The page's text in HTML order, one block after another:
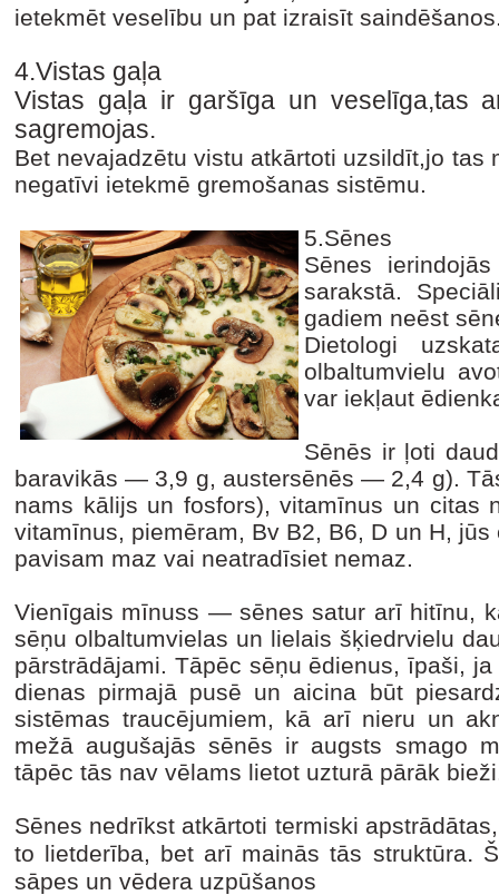
ietekmēt veselību un pat izraisīt
4.Vistas gaļa
Vistas gaļa ir garšīga un veselīga,tas
sagremojas.
Bet nevajadzētu vistu atkārtoti uzsildīt,jo tas
negatīvi ietekmē gremošanas sistēmu.
5.Sēnes
Sēnes
sarakstā.
gadiem neēst
Dietologi
olbaltumvielu
var iekļaut
Sēnēs ir ļoti
baravikās — 3,9 g, austersēnēs — 2,4 g).
nams kālijs un fosfors), vitamīnus un citas
vitamī­nus, piemēram, Bv B2, B6, D un H,
pavisam maz vai neatradīsiet nemaz.
Vienīgais mīnuss — sēnes satur arī hitīnu,
sēņu olbaltumvielas un lielais šķiedrvielu
pārstrādājami. Tāpēc sēņu ēdienus, īpaši,
die­nas pirmajā pusē un aicina būt
sistēmas trau­cējumiem, kā arī nieru un
mežā augušajās sēnēs ir augsts smago
tāpēc tās nav vēlams lietot uzturā pārāk
Sēnes nedrīkst atkārtoti termiski
to lietderība, bet arī mainās tās struktūra.
sāpes un vēdera uzpūšanos